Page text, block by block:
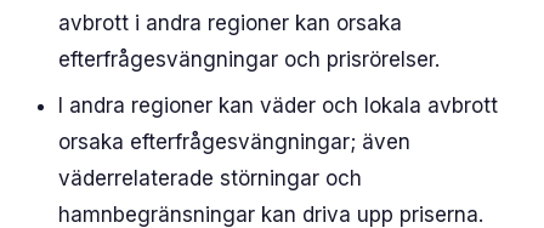
avbrott i andra regioner kan orsaka
efterfrågesvängningar och prisrörelser.
I andra regioner kan väder och lokala avbrott
orsaka efterfrågesvängningar; även
väderrelaterade störningar och
hamnbegränsningar kan driva upp priserna.